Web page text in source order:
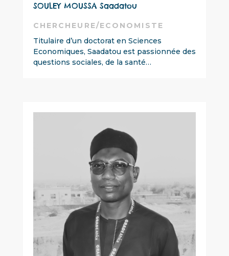
SOULEY MOUSSA Saadatou
CHERCHEURE/ECONOMISTE
Titulaire d’un doctorat en Sciences
Economiques, Saadatou est passionnée des
questions sociales, de la santé…